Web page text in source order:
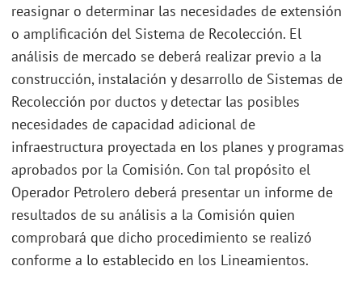
reasignar o determinar las necesidades de extensión
o amplificación del Sistema de Recolección. El
análisis de mercado se deberá realizar previo a la
construcción, instalación y desarrollo de Sistemas de
Recolección por ductos y detectar las posibles
necesidades de capacidad adicional de
infraestructura proyectada en los planes y programas
aprobados por la Comisión. Con tal propósito el
Operador Petrolero deberá presentar un informe de
resultados de su análisis a la Comisión quien
comprobará que dicho procedimiento se realizó
conforme a lo establecido en los Lineamientos.